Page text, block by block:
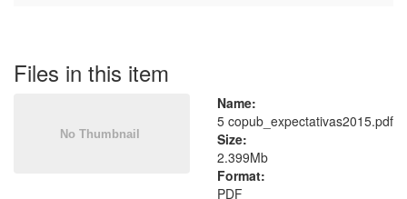
Files in this item
Name:
5 copub_expectativas2015.pdf
Size:
2.399Mb
Format:
PDF